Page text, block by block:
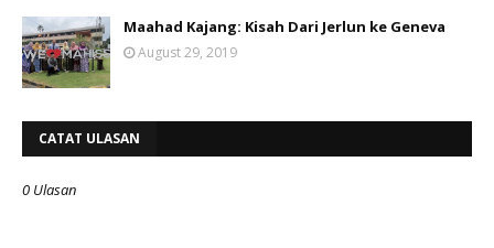
Maahad Kajang: Kisah Dari Jerlun ke Geneva
August 29, 2019
CATAT ULASAN
0 Ulasan